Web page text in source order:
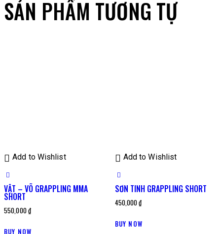
SẢN PHẨM TƯƠNG TỰ
Add to Wishlist
VẬT – VÕ GRAPPLING MMA
SHORT
550,000₫
BUY NOW
Add to Wishlist
SƠN TINH GRAPPLING SHORT
450,000₫
BUY NOW